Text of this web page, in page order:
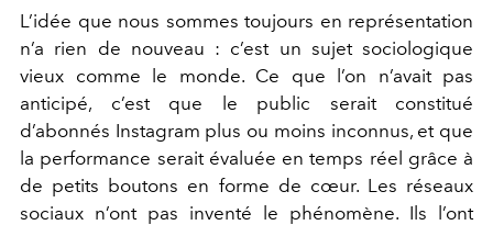
L’idée que nous sommes toujours en représentation
n’a rien de nouveau : c’est un sujet sociologique
vieux comme le monde. Ce que l’on n’avait pas
anticipé, c’est que le public serait constitué
d’abonnés Instagram plus ou moins inconnus, et que
la performance serait évaluée en temps réel grâce à
de petits boutons en forme de cœur. Les réseaux
sociaux n’ont pas inventé le phénomène. Ils l’ont